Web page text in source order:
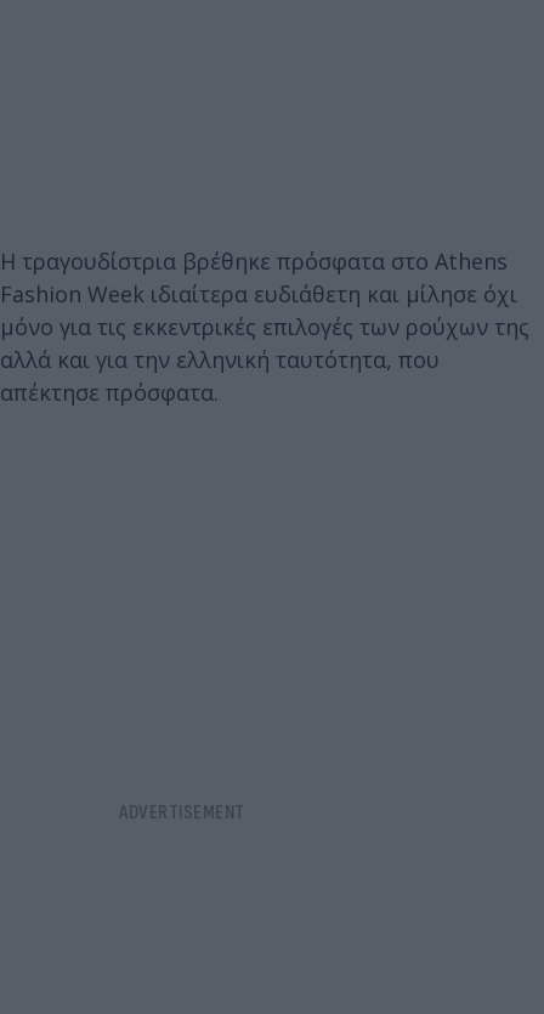
Η τραγουδίστρια βρέθηκε πρόσφατα στο Athens
Fashion Week ιδιαίτερα ευδιάθετη και μίλησε όχι
μόνο για τις εκκεντρικές επιλογές των ρούχων της
αλλά και για την ελληνική ταυτότητα, που
απέκτησε πρόσφατα.